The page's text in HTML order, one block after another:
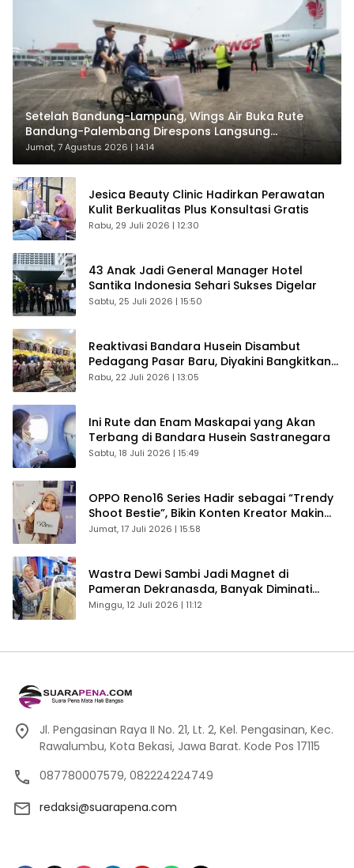
Setelah Bandung-Lampung, Wings Air Buka Rute
Bandung-Palembang Direspons Langsung
Penumpang
Jumat, 7 Agustus 2026 | 14:14
Jesica Beauty Clinic Hadirkan Perawatan
Kulit Berkualitas Plus Konsultasi Gratis
Rabu, 29 Juli 2026 | 12:30
43 Anak Jadi General Manager Hotel
Santika Indonesia Sehari Sukses Digelar
Sabtu, 25 Juli 2026 | 15:50
Reaktivasi Bandara Husein Disambut
Pedagang Pasar Baru, Diyakini Bangkitkan
Kembali Ekonomi Bandung
Rabu, 22 Juli 2026 | 13:05
Ini Rute dan Enam Maskapai yang Akan
Terbang di Bandara Husein Sastranegara
Sabtu, 18 Juli 2026 | 15:49
OPPO Reno16 Series Hadir sebagai “Trendy
Shoot Bestie”, Bikin Konten Kreator Makin
Betah
Jumat, 17 Juli 2026 | 15:58
Wastra Dewi Sambi Jadi Magnet di
Pameran Dekranasda, Banyak Diminati
Pengunjung
Minggu, 12 Juli 2026 | 11:12
Jl. Pengasinan Raya II No. 21, Lt. 2, Kel. Pengasinan, Kec.
Rawalumbu, Kota Bekasi, Jawa Barat. Kode Pos 17115
087780007579, 082224224749
redaksi@suarapena.com